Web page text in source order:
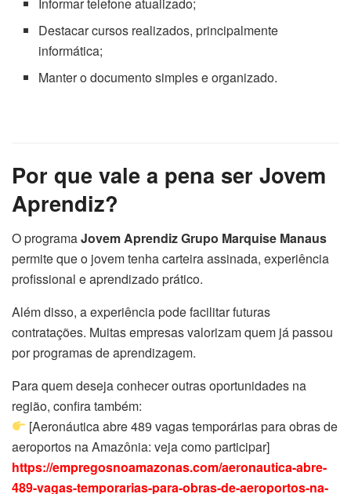
Destacar cursos realizados, principalmente
informática;
Manter o documento simples e organizado.
Por que vale a pena ser Jovem
Aprendiz?
O programaJovem Aprendiz Grupo Marquise Manaus
permite que o jovem tenha carteira assinada, experiência
profissional e aprendizado prático.
Além disso, a experiência pode facilitar futuras
contratações. Muitas empresas valorizam quem já passou
por programas de aprendizagem.
Para quem deseja conhecer outras oportunidades na
região, confira também:
[Aeronáutica abre 489 vagas temporárias para obras de
aeroportos na Amazônia: veja como participar]
https://empregosnoamazonas.com/aeronautica-abre-
489-vagas-temporarias-para-obras-de-aeroportos-na-